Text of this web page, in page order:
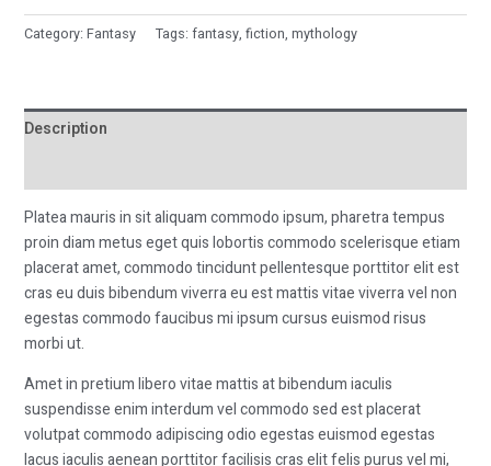
Category: Fantasy Tags: fantasy, fiction, mythology
Description
Platea mauris in sit aliquam commodo ipsum, pharetra tempus
proin diam metus eget quis lobortis commodo scelerisque etiam
placerat amet, commodo tincidunt pellentesque porttitor elit est
cras eu duis bibendum viverra eu est mattis vitae viverra vel non
egestas commodo faucibus mi ipsum cursus euismod risus
morbi ut.
Amet in pretium libero vitae mattis at bibendum iaculis
suspendisse enim interdum vel commodo sed est placerat
volutpat commodo adipiscing odio egestas euismod egestas
lacus iaculis aenean porttitor facilisis cras elit felis purus vel mi,